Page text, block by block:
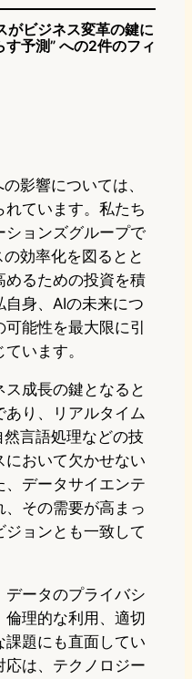
o
k
がビジネス変革の鍵に
予測” への2件のフィ
影響については、
ています。私たち
ションズグループで
効率化を図るとと
めるための投資を積
身、AIの未来につ
能性を最大限に引
います。
成長の鍵となると
あり、リアルタイム
言語処理などの技
おいて欠かせない
データサイエンテ
、その需要が高まっ
ョンとも一致して
データのプライバシ
倫理的な利用、適切
課題にも直面してい
応は、テクノロジー